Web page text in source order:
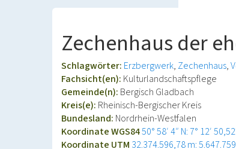
Zechenhaus der
Schlagwörter: Erzbergwerk Zechenhaus
Fachsicht(en): Kulturlandschaftspflege
Gemeinde(n): Bergisch Gladbach
Kreis(e): Rheinisch-Bergischer Kreis
Bundesland: Nordrhein-Westfalen
Koordinate WGS8450° 58′ 4″ N: 7° 12′
Koordinate UTM 32.374.596,78 m: